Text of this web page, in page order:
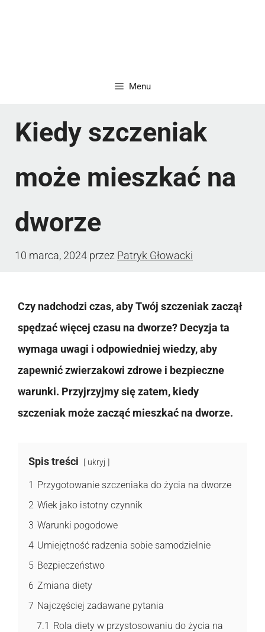
Menu
Kiedy szczeniak
może mieszkać na
dworze
10 marca, 2024 przez Patryk Głowacki
Czy nadchodzi czas, aby Twój szczeniak zaczął
spędzać więcej czasu na dworze? Decyzja ta
wymaga uwagi i odpowiedniej wiedzy, aby
zapewnić zwierzakowi zdrowe i bezpieczne
warunki. Przyjrzyjmy się zatem, kiedy
szczeniak może zacząć mieszkać na dworze.
Spis treści ukryj
1 Przygotowanie szczeniaka do życia na dworze
2 Wiek jako istotny czynnik
3 Warunki pogodowe
4 Umiejętność radzenia sobie samodzielnie
5 Bezpieczeństwo
6 Zmiana diety
7 Najczęściej zadawane pytania
7.1 Rola diety w przystosowaniu do życia na